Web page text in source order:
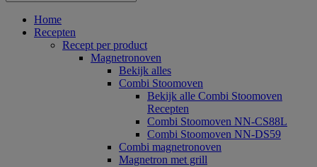
Home
Recepten
Recept per product
Magnetronoven
Bekijk alles
Combi Stoomoven
Bekijk alle Combi Stoomoven
Recepten
Combi Stoomoven NN-CS88L
Combi Stoomoven NN-DS59
Combi magnetronoven
Magnetron met grill